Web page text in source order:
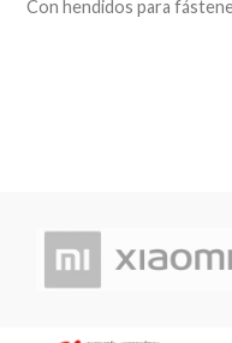
Con hendidos para